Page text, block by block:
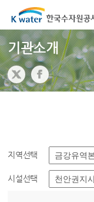
기관소개
지역선택
시설선택